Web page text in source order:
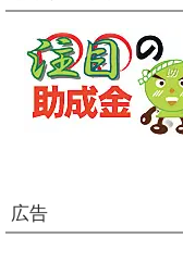
広告